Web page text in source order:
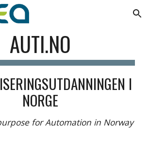
Skip to navigation
AUTI.NO
I
NORGE
for Automation in Norway